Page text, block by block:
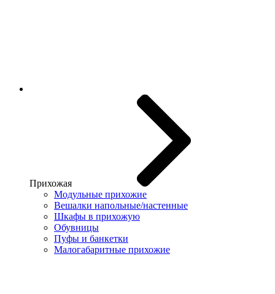
Прихожая
Модульные прихожие
Вешалки напольные/настенные
Шкафы в прихожую
Обувницы
Пуфы и банкетки
Малогабаритные прихожие